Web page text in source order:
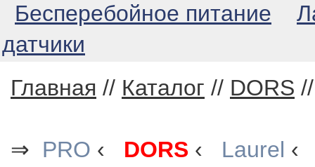
Бесперебойное питание
датчики
Главная // Каталог // DORS
⇒ PRO ‹ DORS ‹ Laurel